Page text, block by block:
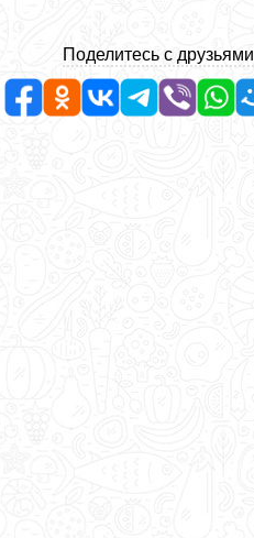
Поделитесь с друзьями